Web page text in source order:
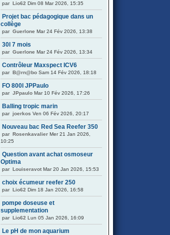
par Lio62 Dim 08 Mar 2026, 15:35
Projet bac pédagogique dans un
collège
par Guerlone Mar 24 Fév 2026, 13:38
30l 7 mois
par Guerlone Mar 24 Fév 2026, 13:34
Contrôleur Maxspect ICV6
par B@rn@bo Sam 14 Fév 2026, 18:18
FO 800l JPPaulo
par JPpaulo Mar 10 Fév 2026, 17:26
Balling tropic marin
par joerkos Ven 06 Fév 2026, 20:17
Nouveau bac Red Sea Reefer 350
par Rosenkavalier Mer 21 Jan 2026,
10:25
Question avant achat osmoseur
Optima
par Louiseravot Mar 20 Jan 2026, 15:53
choix écumeur reefer 250
par Lio62 Dim 18 Jan 2026, 16:58
pompe doseuse et
supplementation
par Lio62 Lun 05 Jan 2026, 16:09
Le pH de mon aquarium